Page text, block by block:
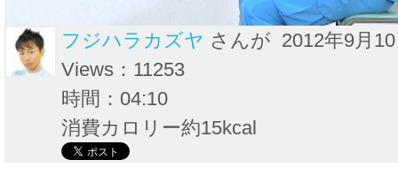
フジハラカズヤ さんが 2012年9月
Views：11253
時間：04:10
消費カロリー約15kcal